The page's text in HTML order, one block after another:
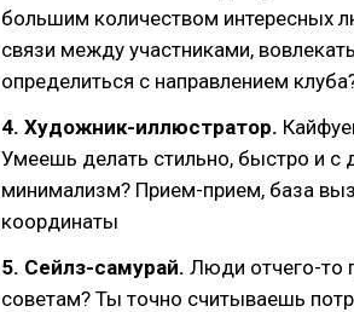
большим количеством интересных
связи между участниками,
определиться с направлением
4. Художник-иллюстратор.
Умеешь делать стильно, быстро и с
минимализм? Прием-прием, база
координаты
5. Сейлз-самурай. Люди отчего-то
советам? Ты точно считываешь